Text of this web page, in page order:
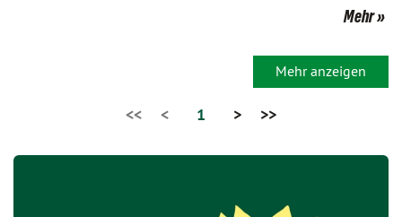
Mehr
Mehr anzeigen
<< < 1 > >>